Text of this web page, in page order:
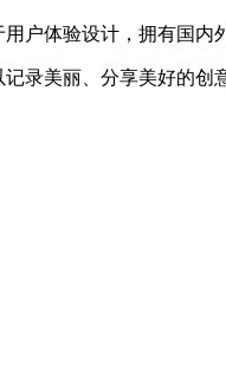
户体验设计，拥有国
录美丽、分享美好的创